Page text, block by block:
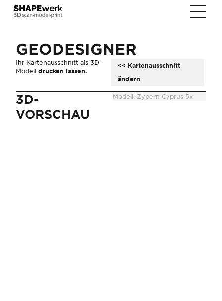
GEODESIGNER
Ihr Kartenausschnitt als 3D-
Modell drucken lassen.
<< Kartenausschnitt
ändern
3D-
VORSCHAU
Modell: Zypern Cyprus 5x